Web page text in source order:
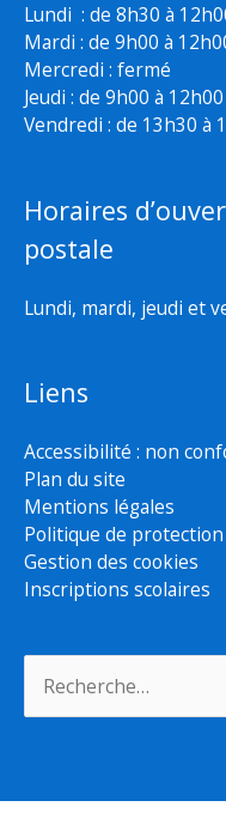
Lundi : de 8h30 à
Mardi : de 9h00 à
Mercredi : fermé
Jeudi : de 9h00 à
Vendredi : de 13h30 à
Horaires
postale
Lundi, mardi, jeudi et
Liens
Accessibilité : non
Plan du site
Mentions légales
Politique de
Gestion des cookies
Inscriptions scolaires